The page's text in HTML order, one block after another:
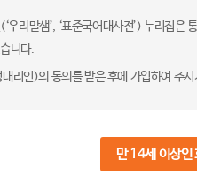
우리말샘’, ‘표준국어대사전’) 누리집
니다.
리인)의 동의를 받은 후에 가입하여 주
만 14세 이상인